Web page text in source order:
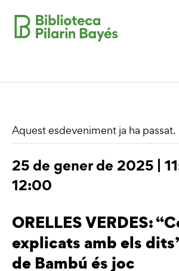
Aquest esdeveniment ja ha passat.
25 de gener de 2025 |
12:00
ORELLES VERDES:
explicats amb els
de Bambú és joc